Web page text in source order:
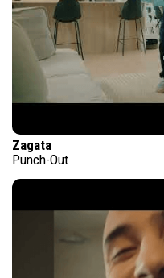
Zagata
Punch-Out